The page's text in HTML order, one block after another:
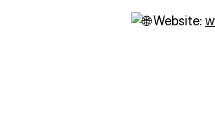
Website: